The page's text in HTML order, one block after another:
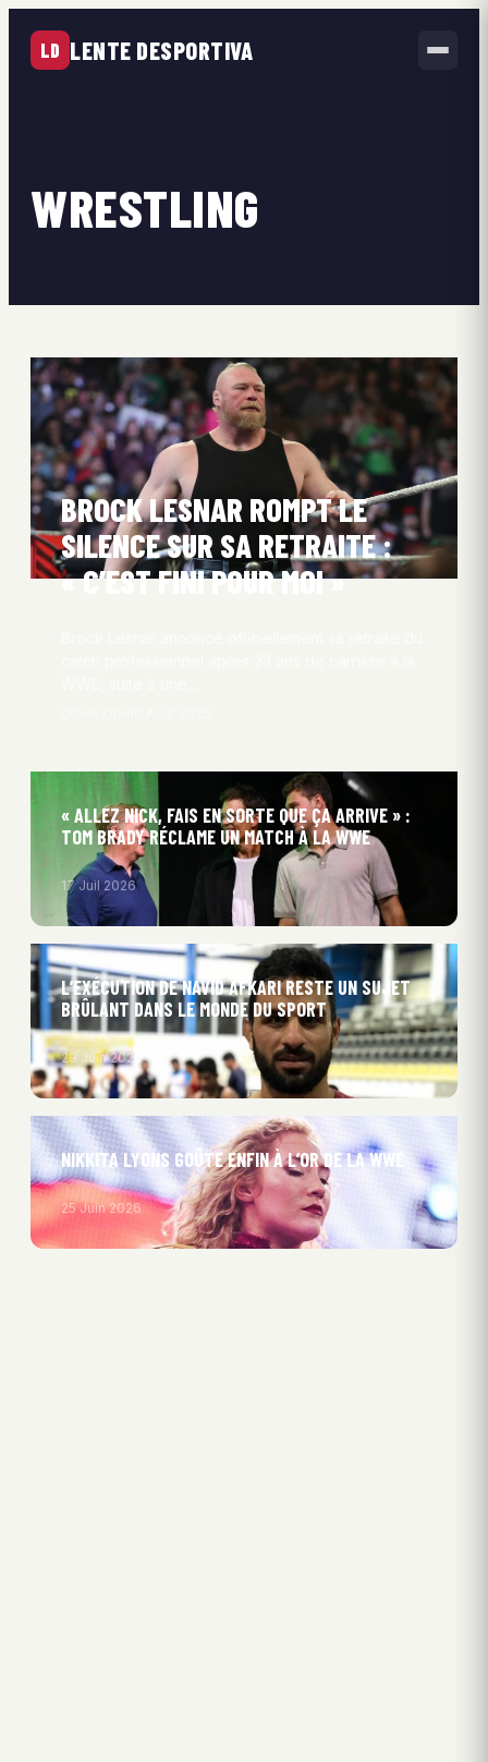
LD LENTE DESPORTIVA
WRESTLING
BROCK LESNAR ROMPT LE
SILENCE SUR SA RETRAITE :
« C’EST FINI POUR MOI »
« ALLEZ NICK, FAIS EN SORTE QUE ÇA ARRIVE » :
TOM BRADY RÉCLAME UN MATCH À LA WWE
17 Juil 2026
L’EXÉCUTION DE NAVID AFKARI RESTE UN SUJET
BRÛLANT DANS LE MONDE DU SPORT
29 Juin 2026
NIKKITA LYONS GOÛTE ENFIN À L’OR DE LA WWE
25 Juin 2026